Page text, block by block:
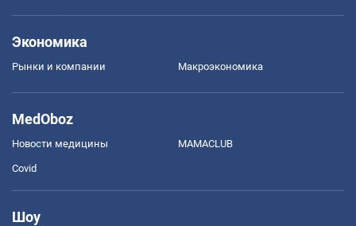
Экономика
Рынки и компании Mакроэкономика
MedOboz
Новости медицины MAMACLUB
Covid
Шоу